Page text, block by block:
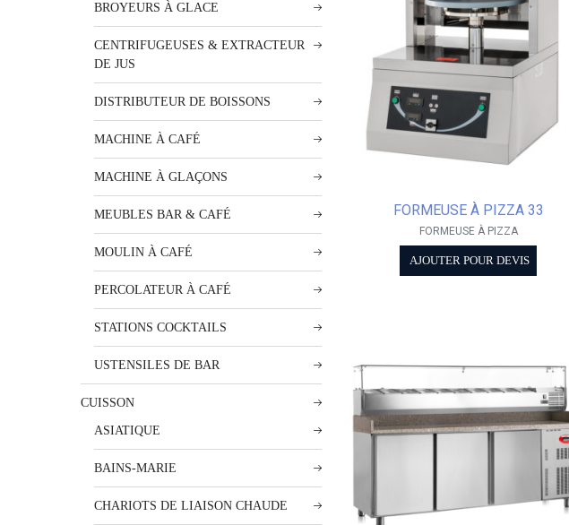
BROYEURS À GLACE
CENTRIFUGEUSES & EXTRACTEUR
DE JUS
DISTRIBUTEUR DE BOISSONS
MACHINE À CAFÉ
MACHINE À GLAÇONS
MEUBLES BAR & CAFÉ
MOULIN À CAFÉ
PERCOLATEUR À CAFÉ
STATIONS COCKTAILS
USTENSILES DE BAR
CUISSON
ASIATIQUE
BAINS-MARIE
CHARIOTS DE LIAISON CHAUDE
FORMEUSE À PIZZA 33
FORMEUSE À PIZZA
AJOUTER POUR DEVIS